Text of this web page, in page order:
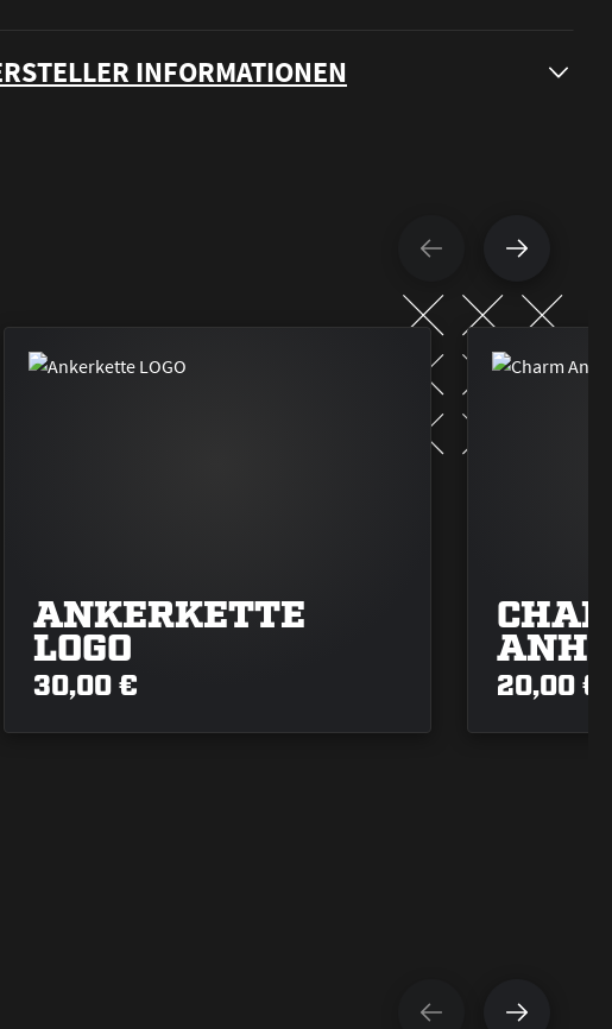
INFORMATIONEN
ANKERKETTE
LOGO
30,00 € 20,00 €